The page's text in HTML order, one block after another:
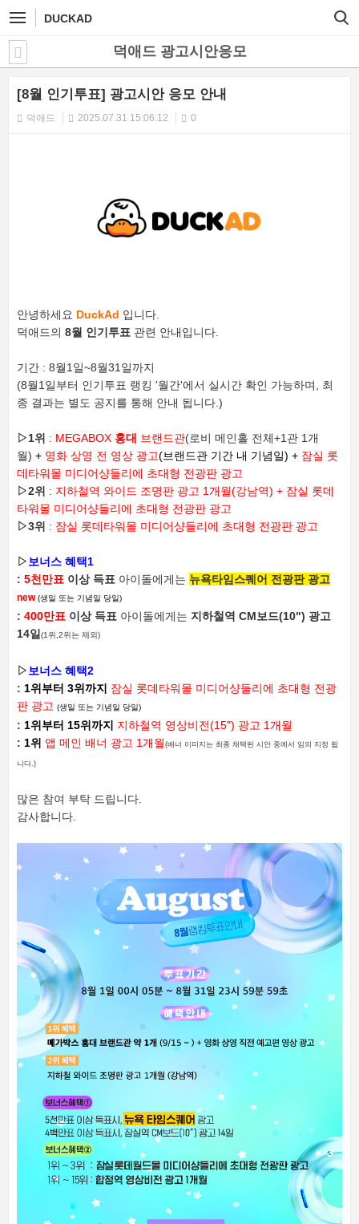
DUCKAD
덕애드 광고시안응모
[8월 인기투표] 광고시안 응모 안내
덕애드 2025.07.31 15:06:12 0
안녕하세요 DuckAd 입니다.
덕애드의 8월 인기투표 관련 안내입니다.
기간 : 8월1일~8월31일까지
(8월1일부터 인기투표 랭킹 '월간'에서 실시간 확인 가능하며, 최
종 결과는 별도 공지를 통해 안내 됩니다.)
▷1위 : MEGABOX 홍대 브랜드관(로비 메인홀 전체+1관 1개
월) + 영화 상영 전 영상 광고(브랜드관 기간 내 기념일) + 잠실 롯
데타워몰 미디어샹들리에 초대형 전광판 광고
▷2위 : 지하철역 와이드 조명판 광고 1개월(강남역) + 잠실 롯데
타워몰 미디어샹들리에 초대형 전광판 광고
▷3위 : 잠실 롯데타워몰 미디어샹들리에 초대형 전광판 광고
▷보너스 혜택1
: 5천만표 이상 득표 아이돌에게는 뉴욕타임스퀘어 전광판 광고
new(생일 또는 기념일 당일)
: 400만표 이상 득표 아이돌에게는 지하철역 CM보드(10") 광고
14일(1위,2위는 제외)
▷보너스 혜택2
: 1위부터 3위까지 잠실 롯데타워몰 미디어샹들리에 초대형 전광
판 광고 (생일 또는 기념일 당일)
: 1위부터 15위까지 지하철역 영상비전(15") 광고 1개월
: 1위 앱 메인 배너 광고 1개월 (배너 이미지는 최종 채택된 시안 중에서 임의 지정 됩
니다.)
많은 참여 부탁 드립니다.
감사합니다.